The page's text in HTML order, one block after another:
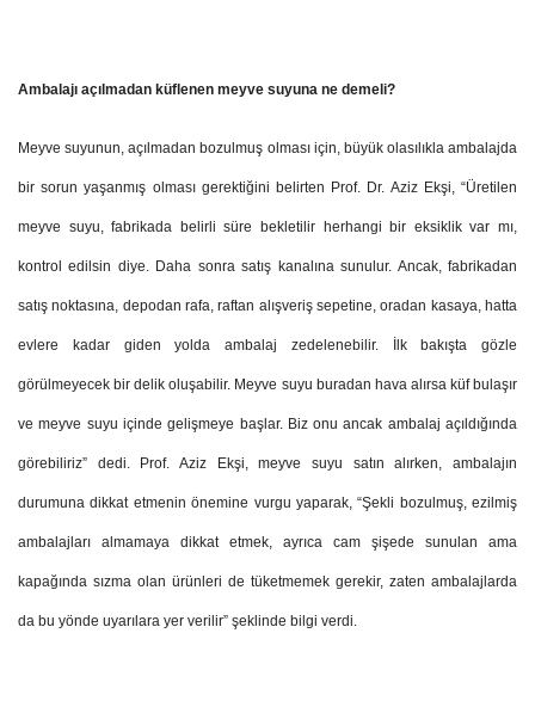
Ambalajı açılmadan küflenen meyve suyuna ne demeli?
Meyve suyunun, açılmadan bozulmuş olması için, büyük olasılıkla ambalajda
bir sorun yaşanmış olması gerektiğini belirten Prof. Dr. Aziz Ekşi, “Üretilen
meyve suyu, fabrikada belirli süre bekletilir herhangi bir eksiklik var mı,
kontrol edilsin diye. Daha sonra satış kanalına sunulur. Ancak, fabrikadan
satış noktasına, depodan rafa, raftan alışveriş sepetine, oradan kasaya, hatta
evlere kadar giden yolda ambalaj zedelenebilir. İlk bakışta gözle
görülmeyecek bir delik oluşabilir. Meyve suyu buradan hava alırsa küf bulaşır
ve meyve suyu içinde gelişmeye başlar. Biz onu ancak ambalaj açıldığında
görebiliriz” dedi. Prof. Aziz Ekşi, meyve suyu satın alırken, ambalajın
durumuna dikkat etmenin önemine vurgu yaparak, “Şekli bozulmuş, ezilmiş
ambalajları almamaya dikkat etmek, ayrıca cam şişede sunulan ama
kapağında sızma olan ürünleri de tüketmemek gerekir, zaten ambalajlarda
da bu yönde uyarılara yer verilir” şeklinde bilgi verdi.